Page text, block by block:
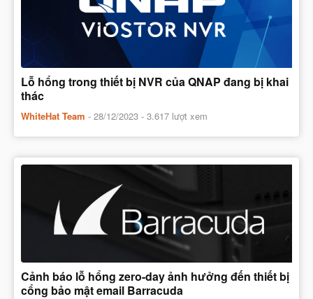
Lỗ hổng trong thiết bị NVR của QNAP đang bị khai
thác
WhiteHat Team - 28/12/2023 - 3.617 lượt xem
Cảnh báo lỗ hổng zero-day ảnh hưởng đến thiết bị
cổng bảo mật email Barracuda